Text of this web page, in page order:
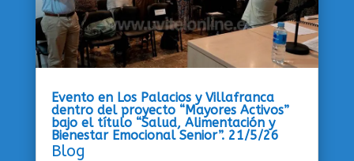
Evento en Los Palacios y Villafranca
dentro del proyecto “Mayores Activos”
bajo el título “Salud, Alimentación y
Bienestar Emocional Senior”. 21/5/26
Blog